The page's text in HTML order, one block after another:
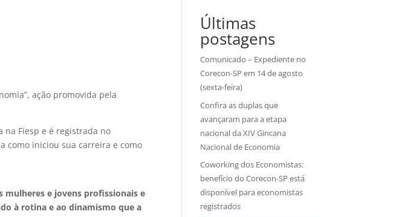
ação promovida pela
na Fiesp e é registrada no
como iniciou sua carreira e como
mulheres e jovens profissionais e
à rotina e ao dinamismo que a
Últimas
postagens
Comunicado – Expediente no
Corecon-SP em 14 de agosto
(sexta-feira)
Confira as duplas que
avançaram para a etapa
nacional da XIV Gincana
Nacional de Economia
Coworking dos Economistas:
benefício do Corecon-SP está
disponível para economistas
registrados